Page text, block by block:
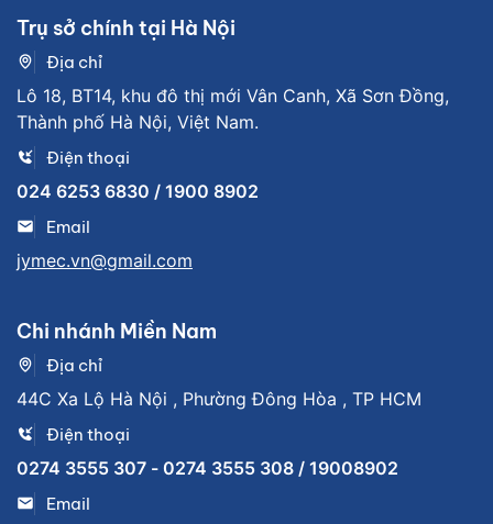
Trụ sở chính tại Hà Nội
Địa chỉ
Lô 18, BT14, khu đô thị mới Vân Canh, Xã Sơn Đồng,
Thành phố Hà Nội, Việt Nam.
Điện thoại
024 6253 6830 / 1900 8902
Email
jymec.vn@gmail.com
Chi nhánh Miền Nam
Địa chỉ
44C Xa Lộ Hà Nội , Phường Đông Hòa , TP HCM
Điện thoại
0274 3555 307 - 0274 3555 308 / 19008902
Email